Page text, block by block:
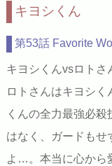
キヨシくん
第53話 Favorite
キヨシくんvsロトさ
ロトさんはキヨシ
くんの全力最強必
はなく、ガードもせ
よ…。本当に心から